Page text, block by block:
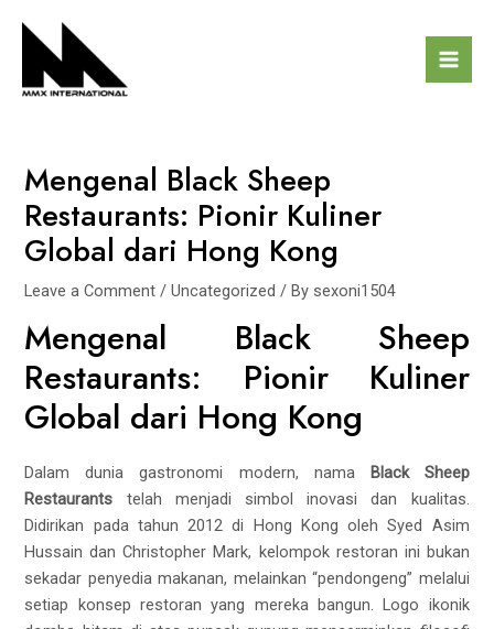
Mengenal Black Sheep
Restaurants: Pionir Kuliner
Global dari Hong Kong
Leave a Comment /Uncategorized / By sexoni1504
Mengenal Black Sheep
Restaurants: Pionir Kuliner
Global dari Hong Kong
Dalam dunia gastronomi modern, nama Black Sheep
Restaurants telah menjadi simbol inovasi dan kualitas.
Didirikan pada tahun 2012 di Hong Kong oleh Syed Asim
Hussain dan Christopher Mark, kelompok restoran ini bukan
sekadar penyedia makanan, melainkan “pendongeng” melalui
setiap konsep restoran yang mereka bangun. Logo ikonik
navigation